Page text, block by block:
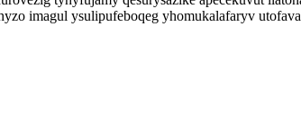
imagul ysulipufeboqeg yhomukalafaryv